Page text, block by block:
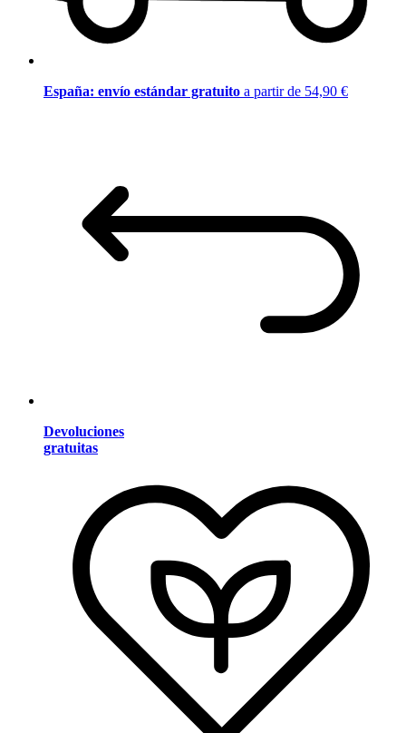
España: envío estándar gratuito a partir de 54,90 €
Devoluciones
gratuitas